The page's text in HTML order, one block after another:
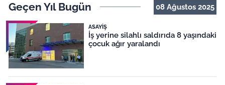
Geçen Yıl Bugün 08 Ağustos 2025
ASAYIŞ
İş yerine silahlı saldırıda 8 yaşındaki
çocuk ağır yaralandı